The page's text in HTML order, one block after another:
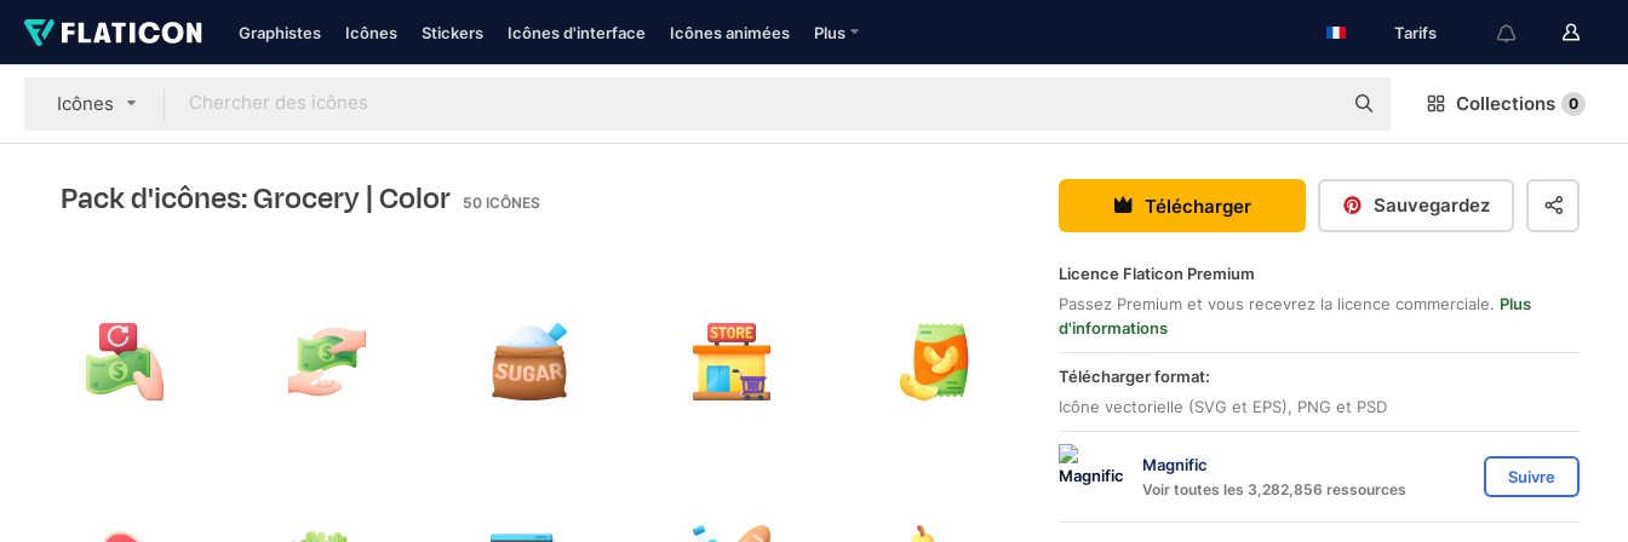
Graphistes Icônes Stickers Icônes d'interface Icônes animées Plus Tarifs
Icônes Collections 0
Pack d'icônes: Grocery| Color 50 ICÔNES Télécharger Sauvegardez
Licence Flaticon Premium
Passez Premium et vous recevrez la licence commerciale. Plus
d'informations
Télécharger format:
Icône vectorielle (SVG et EPS), PNG et PSD
Magnific
Voir toutes les 3,282,856 ressources
Suivre